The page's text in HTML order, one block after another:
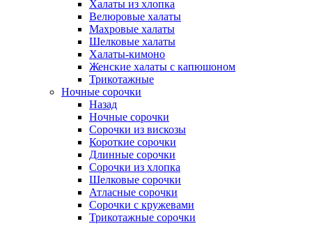
Халаты из хлопка
Велюровые халаты
Махровые халаты
Шелковые халаты
Халаты-кимоно
Женские халаты с капюшоном
Трикотажные
Ночные сорочки
Назад
Ночные сорочки
Сорочки из вискозы
Короткие сорочки
Длинные сорочки
Сорочки из хлопка
Шелковые сорочки
Атласные сорочки
Сорочки с кружевами
Трикотажные сорочки